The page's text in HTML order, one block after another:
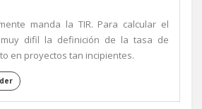
manda la TIR. Para calcular el
difil la definición de la tasa de
en proyectos tan incipientes.